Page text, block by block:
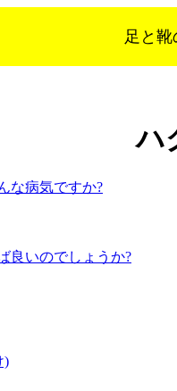
足と
ハ
な病気ですか?
良いのでしょうか?
)